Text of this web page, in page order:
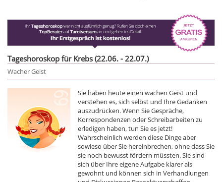
Tageshoroskop für Krebs (22.06. - 22.07.)
Wacher Geist
Sie haben heute einen wachen Geist und
verstehen es, sich selbst und Ihre Gedanken
auszudrücken. Wenn Sie Gespräche,
Korrespondenzen oder Schreibarbeiten zu
erledigen haben, tun Sie es jetzt!
Wahrscheinlich werden diese Dinge aber
sowieso über Sie hereinbrechen, ohne dass Sie
sie noch bewusst fördern müssten. Sie sind
sich über Ihre eigene Aufgabe klarer als
gewohnt und können sich in Verhandlungen